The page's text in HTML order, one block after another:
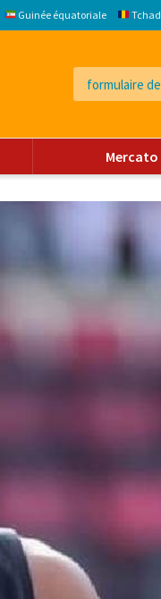
Guinée équatoriale Tchad
Mercato